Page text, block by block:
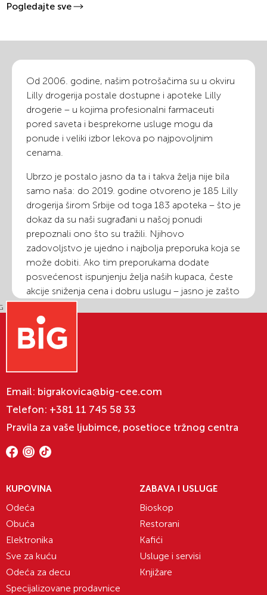
Pogledajte sve
Od 2006. godine, našim potrošačima su u okviru
Lilly drogerija postale dostupne i apoteke Lilly
drogerie – u kojima profesionalni farmaceuti
pored saveta i besprekorne usluge mogu da
ponude i veliki izbor lekova po najpovoljnim
cenama.
Ubrzo je postalo jasno da ta i takva želja nije bila
samo naša: do 2019. godine otvoreno je 185 Lilly
drogerija širom Srbije od toga 183 apoteka – što je
dokaz da su naši sugrađani u našoj ponudi
prepoznali ono što su tražili. Njihovo
zadovoljstvo je ujedno i najbolja preporuka koja se
može dobiti. Ako tim preporukama dodate
posvećenost ispunjenju želja naših kupaca, česte
akcije sniženja cena i dobru uslugu – jasno je zašto
su Lilly drogerije danas najpopularniji lanac
drogerija u Srbiji, koji dnevno usluzi 60 000
kupaca.
sopstvenu proizvodnju preparata kreiranih na
prirodnoj bazi – a koje odlikuje odličan kvalitet i
razumna cena.
U saradnji sa vrhunskim dermatolozima i
radi po standardima ISO kvaliteta.
Email: bigrakovica@big-cee.com
Telefon: +381 11 745 58 33
Pravila za vaše ljubimce, posetioce tržnog centra
KUPOVINA
Odeća
Obuća
Elektronika
Sve za kuću
Odeća za decu
Specijalizovane prodavnice
ZABAVA I USLUGE
Bioskop
Restorani
Kafići
Usluge i servisi
Knjižare